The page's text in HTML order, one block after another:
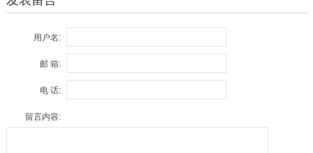
用户名:
邮 箱:
电 话:
留言内容: